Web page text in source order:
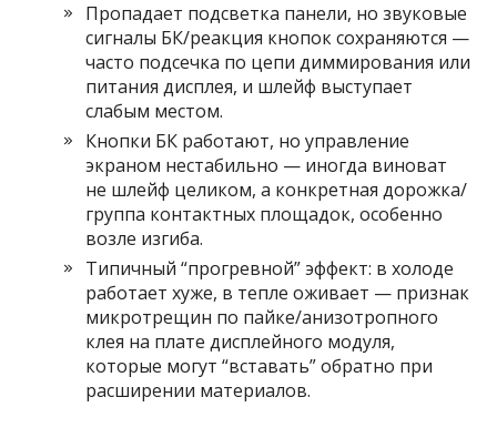
Пропадает подсветка панели, но звуковые
сигналы БК/реакция кнопок сохраняются —
часто подсечка по цепи диммирования или
питания дисплея, и шлейф выступает
слабым местом.
Кнопки БК работают, но управление
экраном нестабильно — иногда виноват
не шлейф целиком, а конкретная дорожка/
группа контактных площадок, особенно
возле изгиба.
Типичный “прогревной” эффект: в холоде
работает хуже, в тепле оживает — признак
микротрещин по пайке/анизотропного
клея на плате дисплейного модуля,
которые могут “вставать” обратно при
расширении материалов.